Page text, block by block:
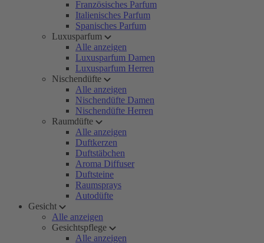
Französisches Parfum
Italienisches Parfum
Spanisches Parfum
Luxusparfum
Alle anzeigen
Luxusparfum Damen
Luxusparfum Herren
Nischendüfte
Alle anzeigen
Nischendüfte Damen
Nischendüfte Herren
Raumdüfte
Alle anzeigen
Duftkerzen
Duftstäbchen
Aroma Diffuser
Duftsteine
Raumsprays
Autodüfte
Gesicht
Alle anzeigen
Gesichtspflege
Alle anzeigen